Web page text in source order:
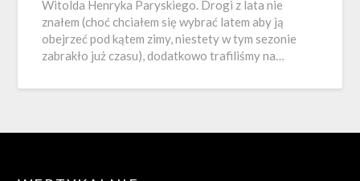
Witolda Henryka Paryskiego. Drogi z lata nie
znałem (choć chciałem się wybrać latem aby ją
obejrzeć pod kątem zimy, niestety w tym sezonie
zabrakło już czasu), dodatkowo trafiliśmy na…